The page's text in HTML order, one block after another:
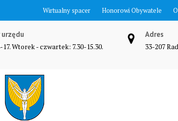
Wirtualny spacer Honorowi Obywatele
urzędu
Wtorek - czwartek: 7.30-15.30.
Adres
33-207